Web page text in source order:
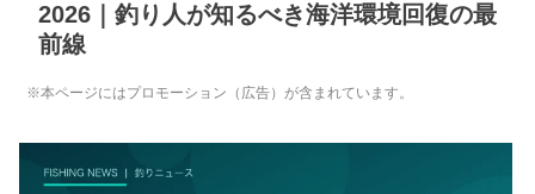
2026｜釣り人が知るべき海洋環境回復の最
前線
※本ページにはプロモーション（広告）が含まれています。